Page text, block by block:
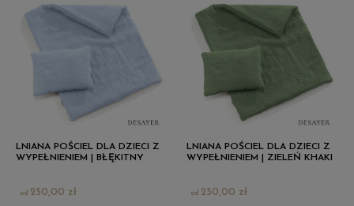
LNIANA POŚCIEL DLA DZIECI Z
WYPEŁNIENIEM | BŁĘKITNY
250,00 zł
LNIANA POŚCIEL DLA DZIECI Z
WYPEŁNIENIEM | ZIELEŃ KHAKI
250,00 zł